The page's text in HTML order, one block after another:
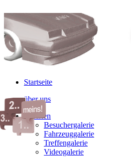
Startseite
über uns
Galerien
Besuchergalerie
Fahrzeuggalerie
Treffengalerie
Videogalerie